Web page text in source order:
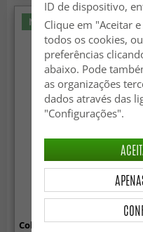
Novidade
Cobertores - Samarkand
ID de dispositivo,
Clique em "Aceitar
todos os cookies,
preferências
abaixo. Pode
as organizações
dados através das
"Configurações".